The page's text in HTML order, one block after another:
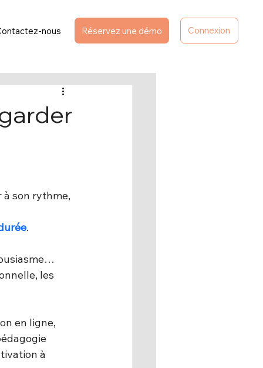
nous Réservez une démo Connexion
à son rythme,
.
les
en ligne,
à